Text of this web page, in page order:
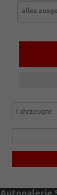
alles
Fahrzeugnr.
Autogalerie